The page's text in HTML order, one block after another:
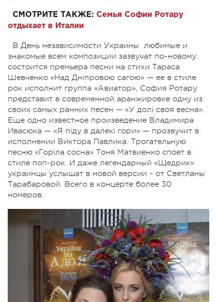
СМОТРИТЕ ТАКЖЕ: Семья Софии Ротару
отдыхает в Италии
В День независимости Украины любимые и
знакомые всем композиции зазвучат по-новому:
состоится премьера песни на стихи Тараса
Шевченко «Над Дніпровою сагою» — ее в стиле
рок исполнит группа «Авиатор», София Ротару
представит в современной аранжировке одну из
своих самых ранних песен — «У долі своя весна».
Еще одно известное произведение Владимира
Ивасюка — «Я піду в далекі гори» — прозвучит в
исполнении Виктора Павлика. Трогательную
песню «Горіла сосна» Тоня Матвиенко споет в
стиле поп-рок. И даже легендарный «Щедрик»
украинцы услышат в новой версии – от Светланы
Тарабаровой. Всего в концерте более 30
номеров.